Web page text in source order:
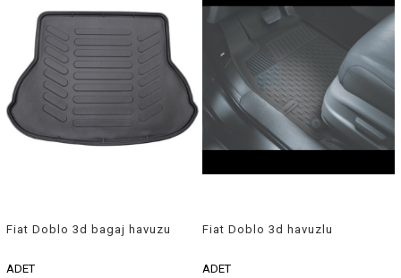
Fiat Doblo 3d bagaj havuzu
ADET
Fiat Doblo 3d havuzlu
ADET